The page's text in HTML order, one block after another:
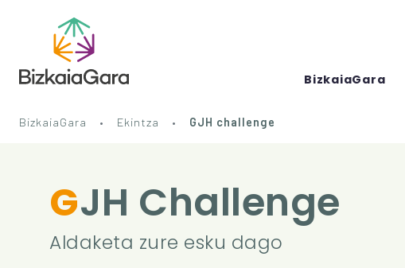
BizkaiaGara
BizkaiaGara Ekintza GJH challenge
GJH Challenge
Aldaketa zure esku dago